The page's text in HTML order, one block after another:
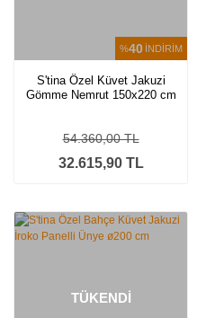
%40 İNDİRİM
S'tina Özel Küvet Jakuzi
Gömme Nemrut 150x220 cm
32.615,90 TL
54.360,00 TL
TÜKENDİ